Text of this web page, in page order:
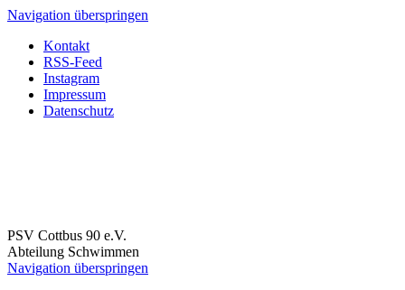
Navigation überspringen
Kontakt
RSS-Feed
Instagram
Impressum
Datenschutz
PSV Cottbus 90 e.V.
Abteilung Schwimmen
Navigation überspringen